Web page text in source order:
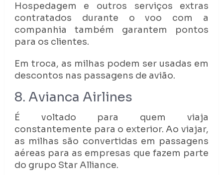
Hospedagem e outros serviços extras
contratados durante o voo com a
companhia também garantem pontos
para os clientes.
Em troca, as milhas podem ser usadas em
descontos nas passagens de avião.
8. Avianca Airlines
É voltado para quem viaja
constantemente para o exterior. Ao viajar,
as milhas são convertidas em passagens
aéreas para as empresas que fazem parte
do grupo Star Alliance.